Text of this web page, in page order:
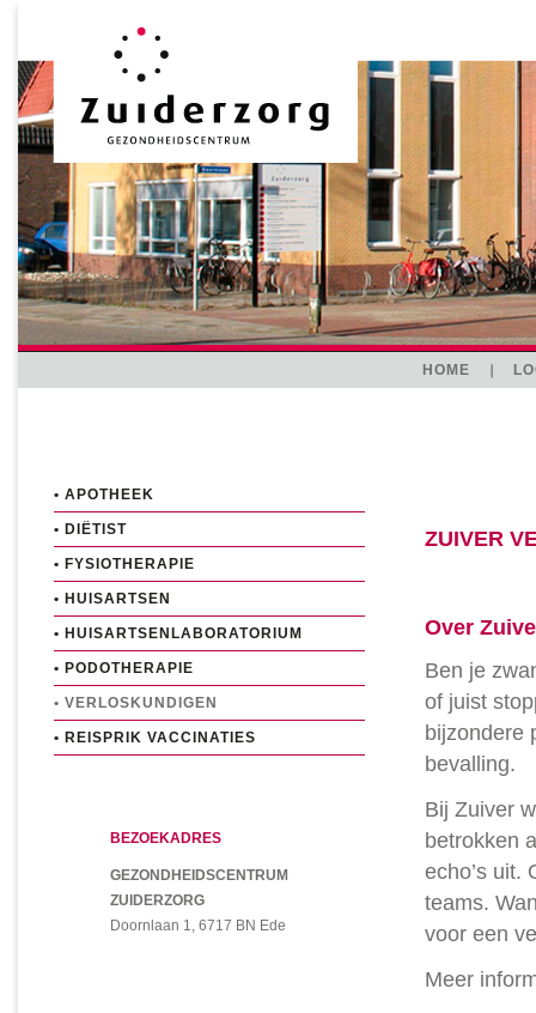
BEZOEKADRES
GEZONDHEIDSCENTRUM
ZUIDERZORG
Doornlaan 1, 6717 BN Ede
HOME
• APOTHEEK
• DIËTIST
• FYSIOTHERAPIE
• HUISARTSEN
• HUISARTSENLABORATORIUM
• PODOTHERAPIE
• VERLOSKUNDIGEN
• REISPRIK VACCINATIES
ZUIVER
Over
Ben je
of juist
bijzondere
bevalling.
Bij Zuiver
betrokken
echo’s uit.
teams.
voor een
Meer